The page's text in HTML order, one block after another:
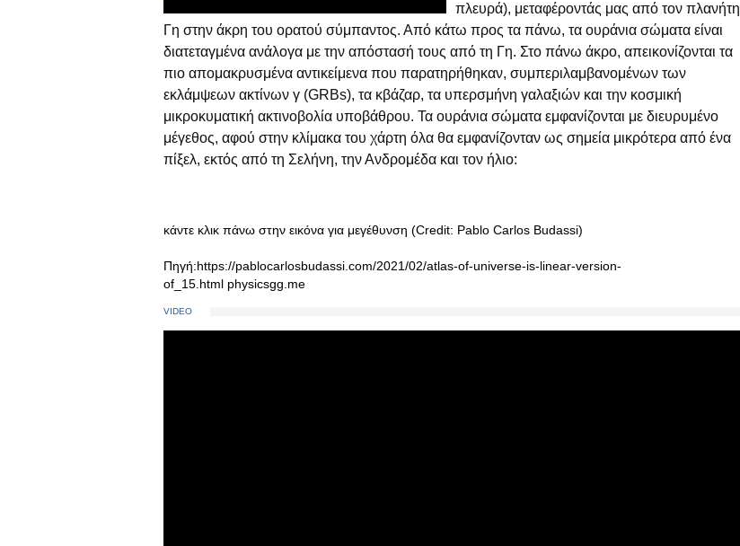
πλευρά), μεταφέροντάς μας από τον πλανήτη
Γη στην άκρη του ορατού σύμπαντος. Από κάτω προς τα πάνω, τα ουράνια σώματα είναι
διατεταγμένα ανάλογα με την απόστασή τους από τη Γη. Στο πάνω άκρο, απεικονίζονται τα
πιο απομακρυσμένα αντικείμενα που παρατηρήθηκαν, συμπεριλαμβανομένων των
εκλάμψεων ακτίνων γ (GRBs), τα κβάζαρ, τα υπερσμήνη γαλαξιών και την κοσμική
μικροκυματική ακτινοβολία υποβάθρου. Τα ουράνια σώματα εμφανίζονται με διευρυμένο
μέγεθος, αφού στην κλίμακα του χάρτη όλα θα εμφανίζονταν ως σημεία μικρότερα από ένα
πίξελ, εκτός από τη Σελήνη, την Ανδρομέδα και τον ήλιο:
κάντε κλικ πάνω στην εικόνα για μεγέθυνση (Credit: Pablo Carlos Budassi)
Πηγή:https://pablocarlosbudassi.com/2021/02/atlas-of-universe-is-linear-version-
of_15.html physicsgg.me
VIDEO